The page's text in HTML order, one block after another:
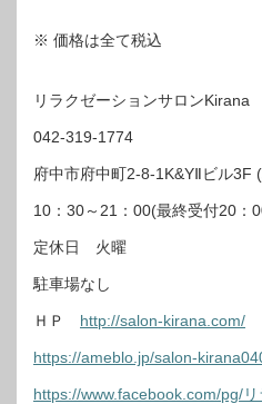
※ 価格は全て税込
リラクゼーションサロンKirana
042-319-1774
府中市府中町2-8-1K&YⅡビル3F (
10：30～21：00(最終受付20：
定休日 火曜
駐車場なし
ＨＰ http://salon-kirana.com/
https://ameblo.jp/salon-
https://www.facebook.com/pg/